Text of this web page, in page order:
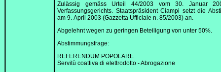
Zulässig gemäss Urteil 44/2003 vom30. Januar
Verfassungsgerichts. Staatspräsident Ciampi setzt die
am 9. April 2003 (Gazzetta Ufficiale n. 85/2003) an.
Abgelehnt wegen zu geringen Beteiligung von unter 50%.
Abstimmungsfrage:
REFERENDUM POPOLARE
Servitù coattiva di elettrodotto - Abrogazione